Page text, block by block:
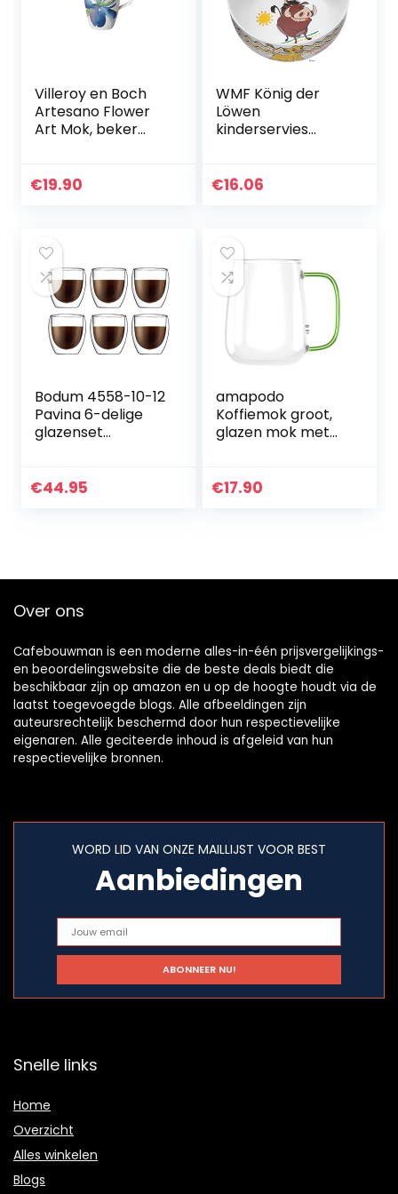
Villeroy en Boch
Artesano Flower
Art Mok, beker
premium
€19.90
WMF König der
Löwen
kinderservies
vaatwasmachineb
€16.06
Bodum 4558-10-12
Pavina 6-delige
glazenset
liter) transparant
€44.95
amapodo
Koffiemok groot,
glazen mok met
kantoormok,
€17.90
Over ons
Cafebouwman is een moderne alles-in-één prijsvergelijkings-
en beoordelingswebsite die de beste deals biedt die
beschikbaar zijn op amazon en u op de hoogte houdt via de
laatst toegevoegde blogs. Alle afbeeldingen zijn
auteursrechtelijk beschermd door hun respectievelijke
eigenaren. Alle geciteerde inhoud is afgeleid van hun
respectievelijke bronnen.
WORD LID VAN ONZE MAILLIJST VOOR BEST
Aanbiedingen
Snelle links
Home
Overzicht
Alles winkelen
Blogs